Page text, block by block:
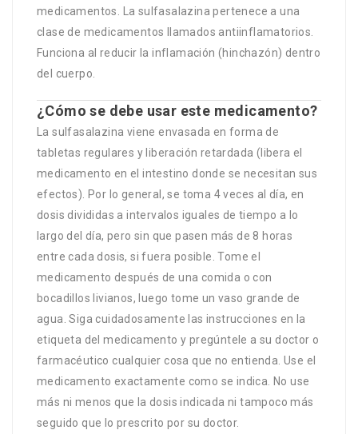
medicamentos. La sulfasalazina pertenece a una
clase de medicamentos llamados antiinflamatorios.
Funciona al reducir la inflamación (hinchazón) dentro
del cuerpo.
¿Cómo se debe usar este medicamento?
La sulfasalazina viene envasada en forma de
tabletas regulares y liberación retardada (libera el
medicamento en el intestino donde se necesitan sus
efectos). Por lo general, se toma 4 veces al día, en
dosis divididas a intervalos iguales de tiempo a lo
largo del día, pero sin que pasen más de 8 horas
entre cada dosis, si fuera posible. Tome el
medicamento después de una comida o con
bocadillos livianos, luego tome un vaso grande de
agua. Siga cuidadosamente las instrucciones en la
etiqueta del medicamento y pregúntele a su doctor o
farmacéutico cualquier cosa que no entienda. Use el
medicamento exactamente como se indica. No use
más ni menos que la dosis indicada ni tampoco más
seguido que lo prescrito por su doctor.